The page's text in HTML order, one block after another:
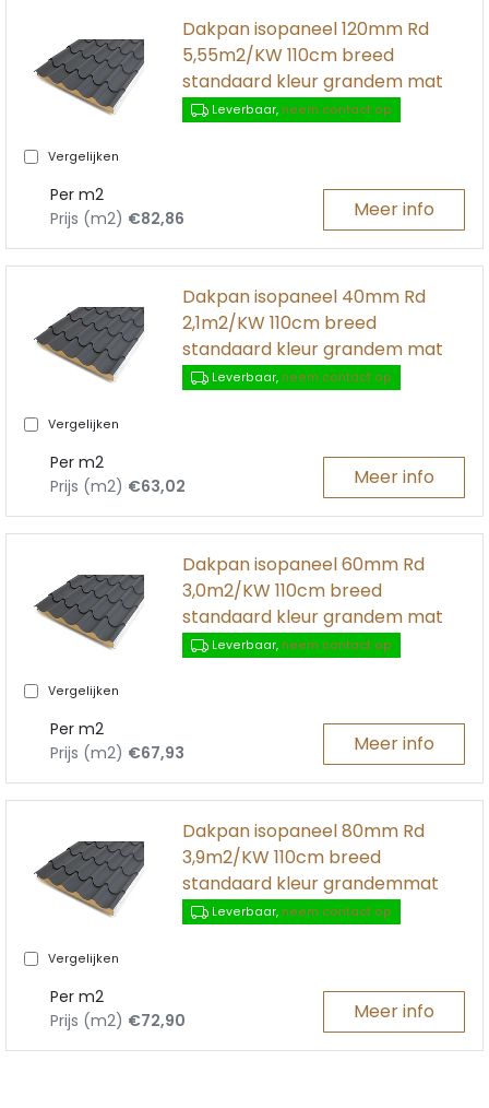
Vergelijken
Dakpan isopaneel 120mm Rd
5,55m2/KW 110cm breed
standaard kleur grandem mat
Leverbaar, neem contact op
Per m2
Prijs (m2) €82,86 Meer info
Vergelijken
Dakpan isopaneel 40mm Rd
2,1m2/KW 110cm breed
standaard kleur grandem mat
Leverbaar, neem contact op
Per m2
Prijs (m2) €63,02 Meer info
Vergelijken
Dakpan isopaneel 60mm Rd
3,0m2/KW 110cm breed
standaard kleur grandem mat
Leverbaar, neem contact op
Per m2
Prijs (m2) €67,93 Meer info
Vergelijken
Dakpan isopaneel 80mm Rd
3,9m2/KW 110cm breed
standaard kleur grandemmat
Leverbaar, neem contact op
Per m2
Prijs (m2) €72,90 Meer info